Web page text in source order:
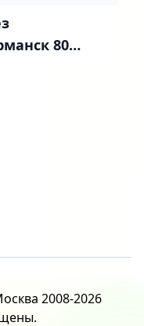
80
2008-2026